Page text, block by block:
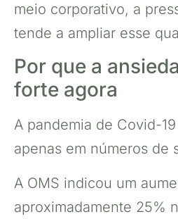
meio corporativo, a
tende a ampliar esse
Por que a
forte agora
A pandemia de Covid-
apenas em números de
A OMS indicou um
aproximadamente 25%